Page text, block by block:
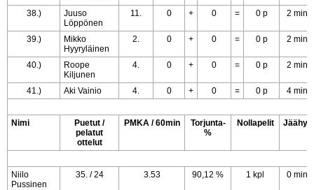
38.)
Juuso
Löppönen
11. 0 + 0 = 0 p 2 min
39.)
Mikko
Hyyryläinen
2. 0 + 0 = 0 p 2 min
40.)
Roope
Kiljunen
4. 0 + 0 = 0 p 2 min
41.) Aki Vainio 4. 0 + 0 = 0 p 4 min
Nimi
Puetut /
pelatut
ottelut
PMKA / 60min
Torjunta-
%
Nollapelit Jäähyt
Niilo
Pussinen
35. / 24 3.53 90,12 % 1 kpl 0 min